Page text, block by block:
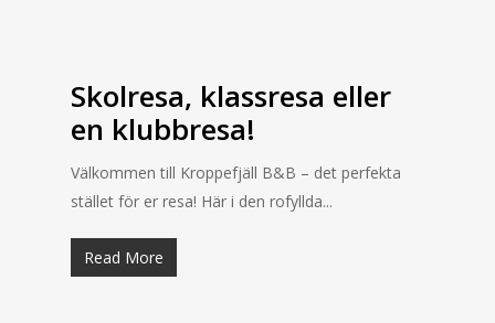
Skolresa, klassresa eller
en klubbresa!
Välkommen till Kroppefjäll B&B – det perfekta
stället för er resa! Här i den rofyllda...
Read More